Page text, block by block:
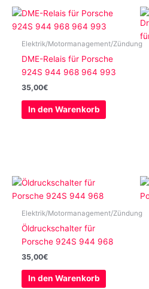
Elektrik/Motormanagement/Zündung
DME-Relais für Porsche
924S 944 968 964 993
35,00€
In den Warenkorb
Elektrik/Motormanagement/Zündung
Öldruckschalter für
Porsche 924S 944 968
35,00€
In den Warenkorb